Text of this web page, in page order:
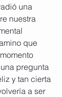
una
nuestra
que
pregunta
y tan cierta
a ser